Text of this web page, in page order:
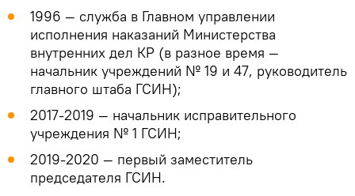
1996 — служба в Главном управлении
исполнения наказаний Министерства
внутренних дел КР (в разное время —
начальник учреждений № 19 и 47, руководитель
главного штаба ГСИН);
2017-2019 — начальник исправительного
учреждения № 1 ГСИН;
2019-2020 — первый заместитель
председателя ГСИН.